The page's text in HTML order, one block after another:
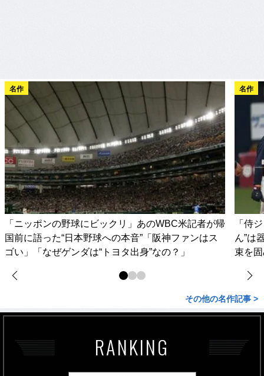
名作
「ニッポンの野球にビックリ」あのWBC米記者が帰
国前に語った“日本野球への本音”「阪神ファンはス
ゴい」「なぜゲンダは“トヨタ出身”なの？」
名作
「侍
ん”は
束を
その他の名作記事 >
RANKING